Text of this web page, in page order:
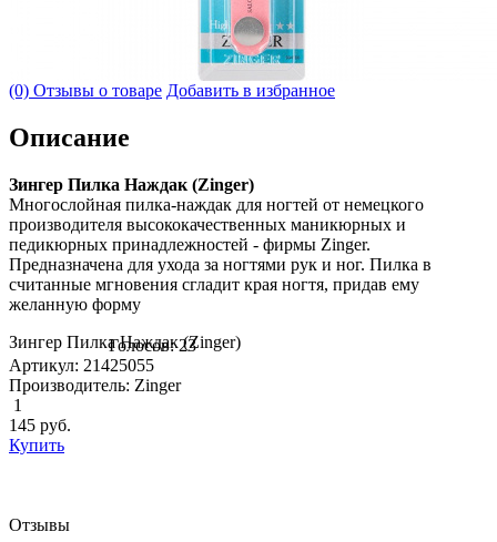
(0) Отзывы о товаре Добавить в избранное
Описание
Зингер Пилка Наждак (Zinger)
Многослойная пилка-наждак для ногтей от немецкого
производителя высококачественных маникюрных и
педикюрных принадлежностей - фирмы Zinger.
Предназначена для ухода за ногтями рук и ног. Пилка в
считанные мгновения сгладит края ногтя, придав ему
желанную форму
Зингер Пилка Наждак (Zinger)
Голосов: 23
Артикул: 21425055
Производитель: Zinger
1
145 руб.
Купить
Отзывы